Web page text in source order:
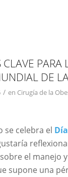
PARA
DE
/ en Cirugía de la
se celebra el
el manejo
supone una